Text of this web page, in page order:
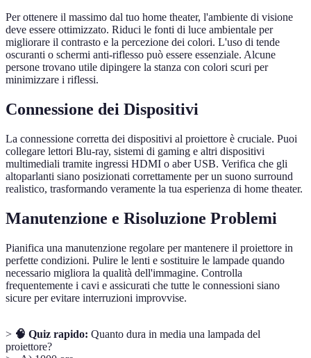
Per ottenere il massimo dal tuo home theater, l'ambiente di visione
deve essere ottimizzato. Riduci le fonti di luce ambientale per
migliorare il contrasto e la percezione dei colori. L'uso di tende
oscuranti o schermi anti-riflesso può essere essenziale. Alcune
persone trovano utile dipingere la stanza con colori scuri per
minimizzare i riflessi.
Connessione dei Dispositivi
La connessione corretta dei dispositivi al proiettore è cruciale. Puoi
collegare lettori Blu-ray, sistemi di gaming e altri dispositivi
multimediali tramite ingressi HDMI o aber USB. Verifica che gli
altoparlanti siano posizionati correttamente per un suono surround
realistico, trasformando veramente la tua esperienza di home theater.
Manutenzione e Risoluzione Problemi
Pianifica una manutenzione regolare per mantenere il proiettore in
perfette condizioni. Pulire le lenti e sostituire le lampade quando
necessario migliora la qualità dell'immagine. Controlla
frequentemente i cavi e assicurati che tutte le connessioni siano
sicure per evitare interruzioni improvvise.
> 🧠 Quiz rapido: Quanto dura in media una lampada del
proiettore?